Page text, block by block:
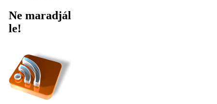
Ne maradjál
le!